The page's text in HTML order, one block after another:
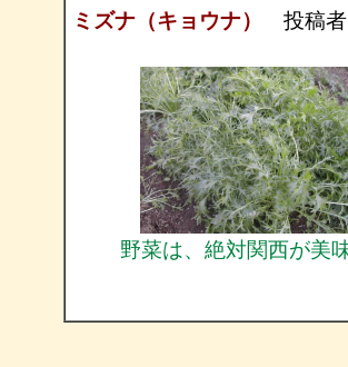
ミズナ（キョウナ） 投稿者
野菜は、絶対関西が美